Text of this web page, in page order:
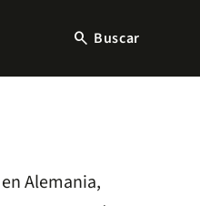
search Buscar
Alemania,